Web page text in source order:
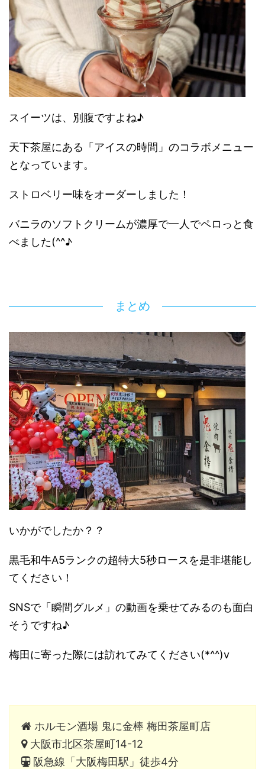
スイーツは、別腹ですよね♪
天下茶屋にある「アイスの時間」のコラボメニュー
となっています。
ストロベリー味をオーダーしました！
バニラのソフトクリームが濃厚で一人でペロっと食
べました(^^♪
まとめ
いかがでしたか？？
黒毛和牛A5ランクの超特大5秒ロースを是非堪能し
てください！
SNSで「瞬間グルメ」の動画を乗せてみるのも面白
そうですね♪
梅田に寄った際には訪れてみてください(*^^)v
ホルモン酒場 鬼に金棒 梅田茶屋町店
大阪市北区茶屋町14-12
阪急線「大阪梅田駅」徒歩4分